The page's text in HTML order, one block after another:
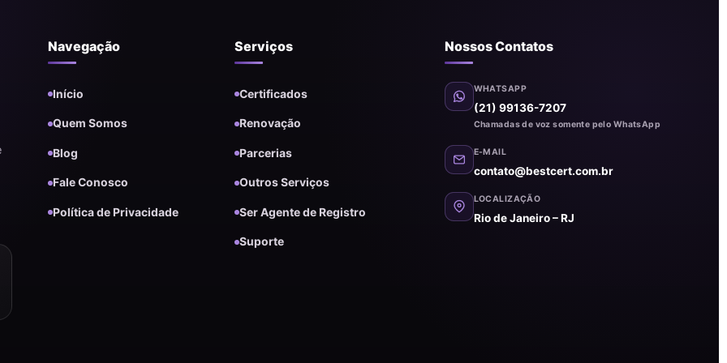
Navegação
Início
Quem Somos
Blog
Fale Conosco
Política de Privacidade
Serviços
Certificados
Renovação
Parcerias
Outros Serviços
Ser Agente de Registro
Suporte
Nossos Contatos
WHATSAPP
(21) 99136-7207
Chamadas de voz somente pelo WhatsApp
E-MAIL
contato@bestcert.com.br
LOCALIZAÇÃO
Rio de Janeiro – RJ